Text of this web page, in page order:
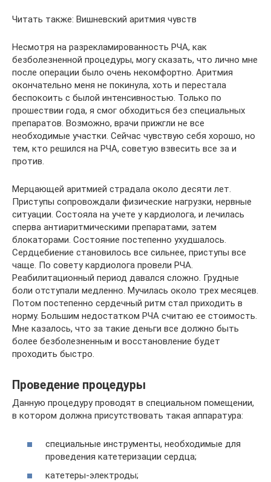
Читать также: Вишневский аритмия чувств
Несмотря на разрекламированность РЧА, как
безболезненной процедуры, могу сказать, что лично мне
после операции было очень некомфортно. Аритмия
окончательно меня не покинула, хоть и перестала
беспокоить с былой интенсивностью. Только по
прошествии года, я смог обходиться без специальных
препаратов. Возможно, врачи прижгли не все
необходимые участки. Сейчас чувствую себя хорошо, но
тем, кто решился на РЧА, советую взвесить все за и
против.
Мерцающей аритмией страдала около десяти лет.
Приступы сопровождали физические нагрузки, нервные
ситуации. Состояла на учете у кардиолога, и лечилась
сперва антиаритмическими препаратами, затем
блокаторами. Состояние постепенно ухудшалось.
Сердцебиение становилось все сильнее, приступы все
чаще. По совету кардиолога провели РЧА.
Реабилитационный период давался сложно. Грудные
боли отступали медленно. Мучилась около трех месяцев.
Потом постепенно сердечный ритм стал приходить в
норму. Большим недостатком РЧА считаю ее стоимость.
Мне казалось, что за такие деньги все должно быть
более безболезненным и восстановление будет
проходить быстро.
Проведение процедуры
Данную процедуру проводят в специальном помещении,
в котором должна присутствовать такая аппаратура:
специальные инструменты, необходимые для
проведения катетеризации сердца;
катетеры-электроды;